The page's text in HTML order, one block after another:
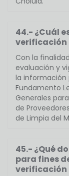
44.- ¿Cuál
Con la
evaluación y
la información
Fundamento
Generales
de
de Limpia del
45.- ¿Qué
para fines
verificación